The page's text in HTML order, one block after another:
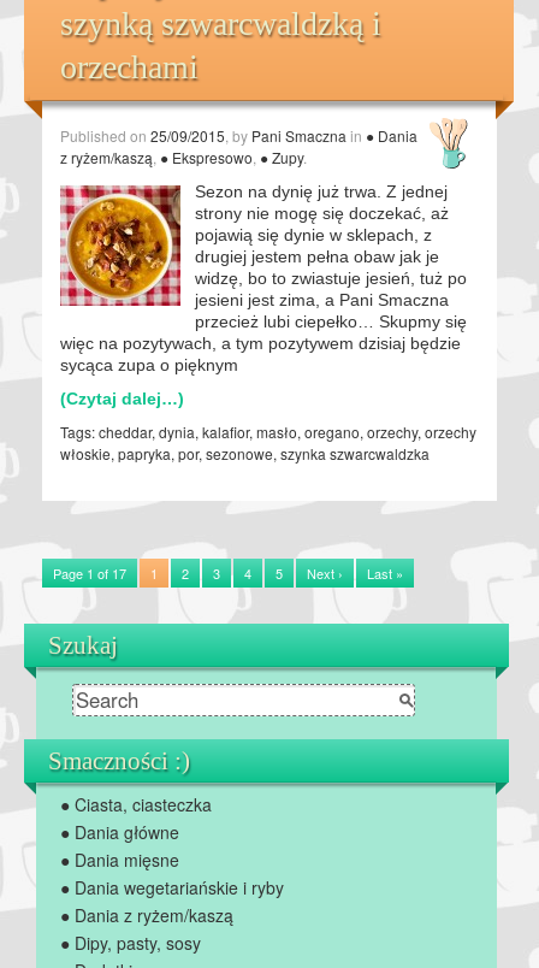
szynką szwarcwaldzką i
orzechami
Published on 25/09/2015 , by Pani Smaczna in ● Dania
z ryżem/kaszą ● Ekspresowo ● Zupy.
Sezon na dynię już trwa. Z jednej
strony nie mogę się doczekać, aż
pojawią się dynie w sklepach, z
drugiej jestem pełna obaw jak je
widzę, bo to zwiastuje jesień, tuż po
jesieni jest zima, a Pani Smaczna
przecież lubi ciepełko… Skupmy się
więc na pozytywach, a tym pozytywem dzisiaj będzie
sycąca zupa o pięknym
(Czytaj dalej…)
Tags:cheddar, dynia, kalafior, masło, oregano, orzechy, orzechy
włoskie, papryka, por, sezonowe, szynka szwarcwaldzka
Page 1 of 17 1 2 3 4 5 Next › Last »
Szukaj
Smaczności :)
● Ciasta, ciasteczka
● Dania główne
● Dania mięsne
● Dania wegetariańskie i ryby
● Dania z ryżem/kaszą
● Dipy, pasty, sosy